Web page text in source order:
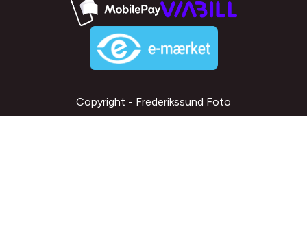
Copyright - Frederikssund Foto